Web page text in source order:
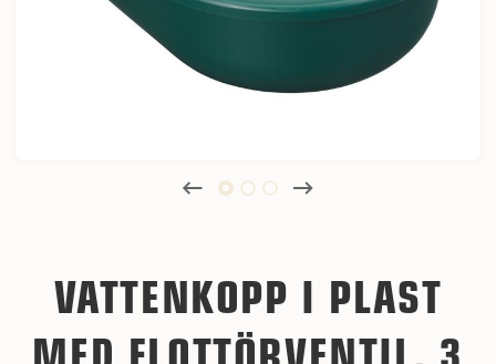
VATTENKOPP I PLAST